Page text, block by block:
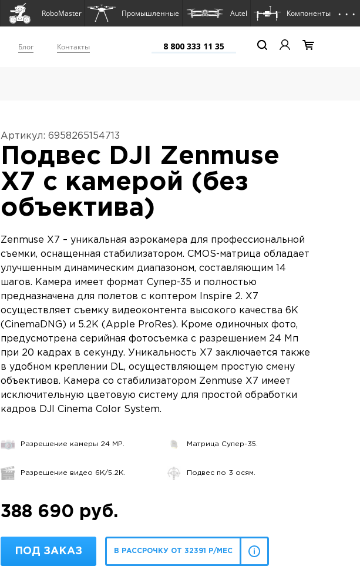
RoboMaster Промышленные Autel Компоненты . . .
Блог Контакты 8 800 333 11 35
Артикул: 6958265154713
Подвес DJI Zenmuse
X7 с камерой (без
объектива)
Zenmuse X7 – уникальная аэрокамера для профессиональной
съемки, оснащенная стабилизатором. CMOS-матрица обладает
улучшенным динамическим диапазоном, составляющим 14
шагов. Камера имеет формат Супер-35 и полностью
предназначена для полетов с коптером Inspire 2. X7
осуществляет съемку видеоконтента высокого качества 6K
(CinemaDNG) и 5.2K (Apple ProRes). Кроме одиночных фото,
предусмотрена серийная фотосъемка с разрешением 24 Мп
при 20 кадрах в секунду. Уникальность X7 заключается также
в удобном креплении DL, осуществляющем простую смену
объективов. Камера со стабилизатором Zenmuse X7 имеет
исключительную цветовую систему для простой обработки
кадров DJI Cinema Color System.
Разрешение камеры 24 MP. Матрица Супер-35.
Разрешение видео 6K/5.2K. Подвес по 3 осям.
388 690 руб.
ПОД ЗАКАЗ В РАССРОЧКУ ОТ 32391 Р/МЕС